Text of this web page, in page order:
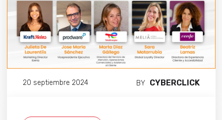
20 septiembre 2024 BY CYBERCLICK